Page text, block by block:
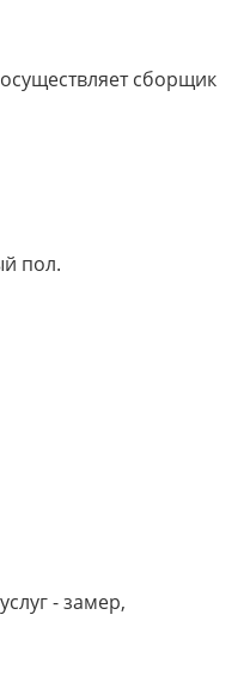
сборщик
пол.
- замер,